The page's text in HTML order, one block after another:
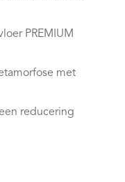
PREMIUM
met
reducering